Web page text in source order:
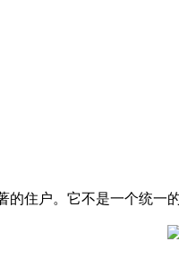
住户。它不是一个统一